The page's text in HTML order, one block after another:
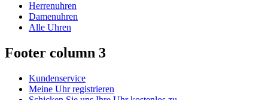
Herrenuhren
Damenuhren
Alle Uhren
Footer column 3
Kundenservice
Meine Uhr registrieren